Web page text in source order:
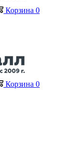
Корзина 0
Корзина 0